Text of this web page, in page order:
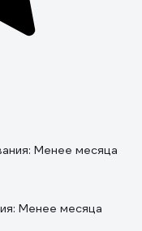
Менее месяца
Менее месяца